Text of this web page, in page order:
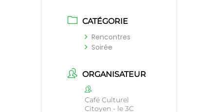
CATÉGORIE
Rencontres
Soirée
ORGANISATEUR
Café Culturel
Citoyen - le 3C